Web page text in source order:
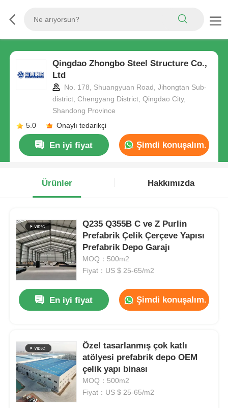
Qingdao Zhongbo Steel Structure Co.,
Ltd
No. 178, Shuangyuan Road, Jihongtan Sub-
district, Chengyang District, Qingdao City,
Shandong Province
5.0
Onaylı tedarikçi
En iyi fiyat Şimdi konuşalım.
Ürünler Hakkımızda
Q235 Q355B C ve Z Purlin
Prefabrik Çelik Çerçeve Yapısı
Prefabrik Depo Garajı
MOQ：500m2
Fiyat：US $ 25-65/m2
En iyi fiyat Şimdi konuşalım.
Özel tasarlanmış çok katlı
atölyesi prefabrik depo OEM
çelik yapı binası
MOQ：500m2
Fiyat：US $ 25-65/m2